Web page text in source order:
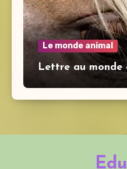
Le monde animal
Lettre au monde